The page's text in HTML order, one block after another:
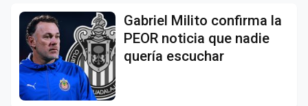
Gabriel Milito confirma la
PEOR noticia que nadie
quería escuchar